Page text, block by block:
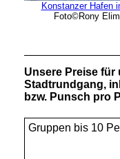
Konstanzer Hafen
Foto©Rony
Unsere Preise
Stadtrundgang,
bzw. Punsch pro
Gruppen bis 10